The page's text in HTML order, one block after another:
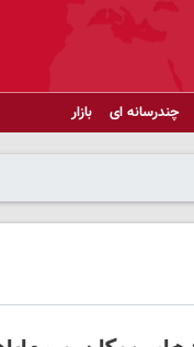
چندرسانه ای بازار